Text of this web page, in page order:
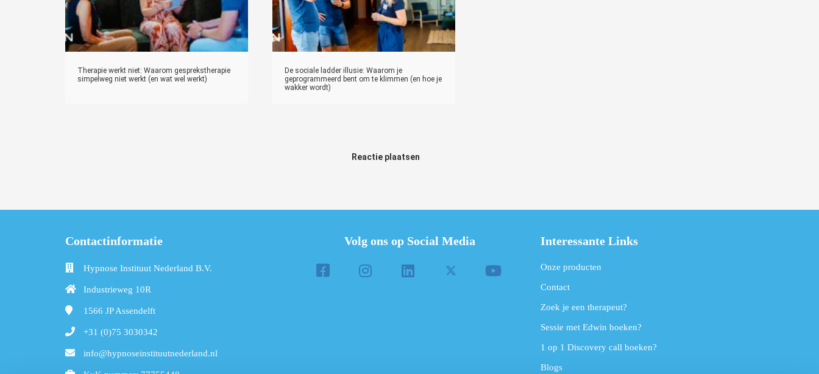
Therapie werkt niet: Waarom gesprekstherapie
simpelweg niet werkt (en wat wel werkt)
De sociale ladder illusie: Waarom je
geprogrammeerd bent om te klimmen (en hoe je
wakker wordt)
Reactie plaatsen
Contactinformatie
Hypnose Instituut Nederland B.V.
Industrieweg 10R
1566 JPAssendelft
+31 (0)75 3030342
info@hypnoseinstituutnederland.nl
Volg ons op Social Media Interessante Links
Onze producten
Contact
Zoek je een therapeut?
Sessie met Edwin boeken?
1 op 1 Discovery call boeken?
Blogs